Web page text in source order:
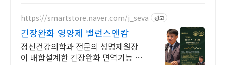
https://smartstore.naver.com/j_seva 광고
긴장완화 영양제 밸런스앤캄
정신건강의학과 전문의 성명제원장
이 배합설계한 긴장완화 면역기능 정